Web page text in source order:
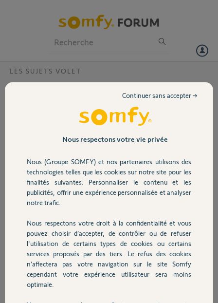
Volet
Sécurité
Domotique
Chauffage
Autres produits
LES SUJETS VOLET
changement moteur SOMFY,
Bonjour, sur le moteur qui est à
changer les ref sont :SIMU 125W
507.18H 500.407? Je ne trouve pas
sur le site l'équivalant...
Merci de votre aide.
Merci,
patrick G.
il y a plus de 2 ans
Participer au fil de discussion
Nous respectons votre vie privée
Nous (Groupe SOMFY) et nos partenaires utilisons des
technologies telles que les cookies sur notre site pour les
finalités suivantes: Personnaliser le contenu et les
publicités, offrir une expérience personnalisée et analyser
notre trafic.
Nous respectons votre droit à la confidentialité et vous
pouvez choisir d’accepter, de contrôler ou de refuser
l'utilisation de certains types de cookies ou certains
services proposés par des tiers. Le refus des cookies
n’affectera pas votre navigation sur le site Somfy
cependant votre expérience utilisateur sera moins
optimale.
Continuer sans accepter →